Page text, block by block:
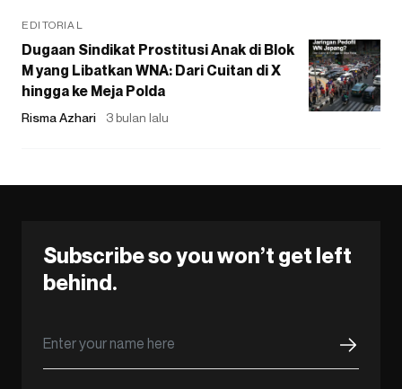
EDITORIAL
Dugaan Sindikat Prostitusi Anak di Blok
M yang Libatkan WNA: Dari Cuitan di X
hingga ke Meja Polda
Risma Azhari 3 bulan lalu
Subscribe so you won’t get left
behind.